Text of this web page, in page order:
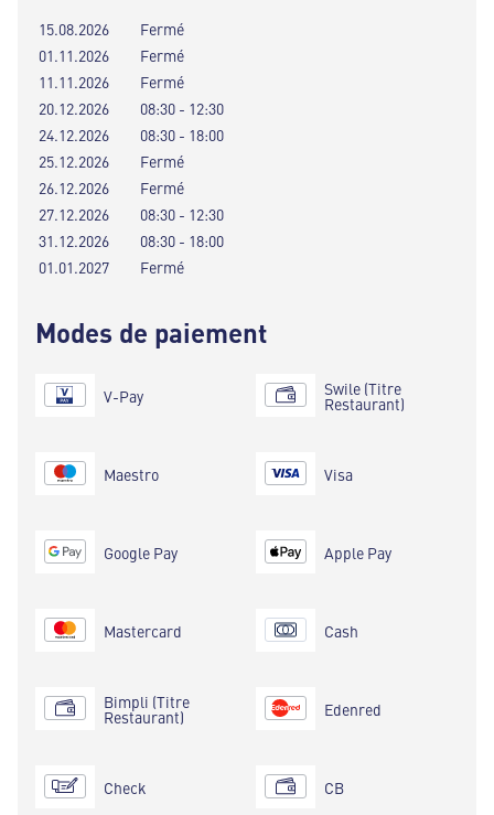
15.08.2026
Fermé
01.11.2026
Fermé
11.11.2026
Fermé
20.12.2026
08:30 - 12:30
24.12.2026
08:30 - 18:00
25.12.2026
Fermé
26.12.2026
Fermé
27.12.2026
08:30 - 12:30
31.12.2026
08:30 - 18:00
01.01.2027
Fermé
Modes de paiement
V-Pay
Maestro
Google Pay
Mastercard
Bimpli (Titre
Restaurant)
Check
Swile (Titre
Restaurant)
Visa
Apple Pay
Cash
Edenred
CB